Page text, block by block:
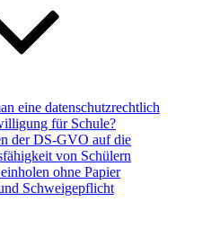
eine datenschutzrechtlich
für Schule?
der DS-GVO auf die
von Schülern
ohne Papier
Schweigepflicht